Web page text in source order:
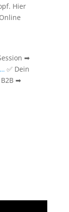
Hier
➡
✅ Dein
➡